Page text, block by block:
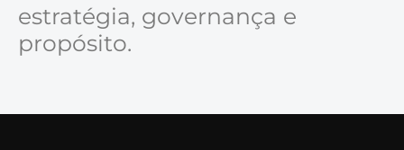
estratégia, governança e
propósito.